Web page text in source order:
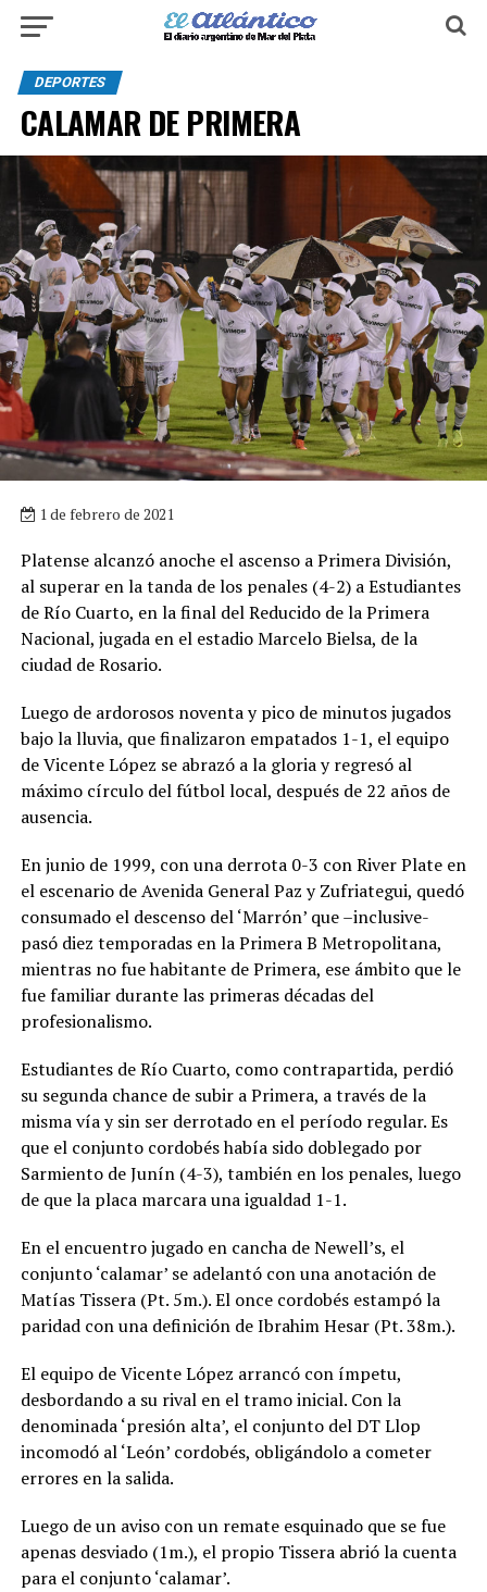
DEPORTES
CALAMAR DE PRIMERA
1 de febrero de 2021
Platense alcanzó anoche el ascenso a Primera División,
al superar en la tanda de los penales (4-2) a Estudiantes
de Río Cuarto, en la final del Reducido de la Primera
Nacional, jugada en el estadio Marcelo Bielsa, de la
ciudad de Rosario.
Luego de ardorosos noventa y pico de minutos jugados
bajo la lluvia, que finalizaron empatados 1-1, el equipo
de Vicente López se abrazó a la gloria y regresó al
máximo círculo del fútbol local, después de 22 años de
ausencia.
En junio de 1999, con una derrota 0-3 con River Plate en
el escenario de Avenida General Paz y Zufriategui, quedó
consumado el descenso del ‘Marrón’ que –inclusive-
pasó diez temporadas en la Primera B Metropolitana,
mientras no fue habitante de Primera, ese ámbito que le
fue familiar durante las primeras décadas del
profesionalismo.
Estudiantes de Río Cuarto, como contrapartida, perdió
su segunda chance de subir a Primera, a través de la
misma vía y sin ser derrotado en el período regular. Es
que el conjunto cordobés había sido doblegado por
Sarmiento de Junín (4-3), también en los penales, luego
de que la placa marcara una igualdad 1-1.
En el encuentro jugado en cancha de Newell’s, el
conjunto ‘calamar’ se adelantó con una anotación de
Matías Tissera (Pt. 5m.). El once cordobés estampó la
paridad con una definición de Ibrahim Hesar (Pt. 38m.).
El equipo de Vicente López arrancó con ímpetu,
desbordando a su rival en el tramo inicial. Con la
denominada ‘presión alta’, el conjunto del DT Llop
incomodó al ‘León’ cordobés, obligándolo a cometer
errores en la salida.
Luego de un aviso con un remate esquinado que se fue
apenas desviado (1m.), el propio Tissera abrió la cuenta
para el conjunto ‘calamar’.